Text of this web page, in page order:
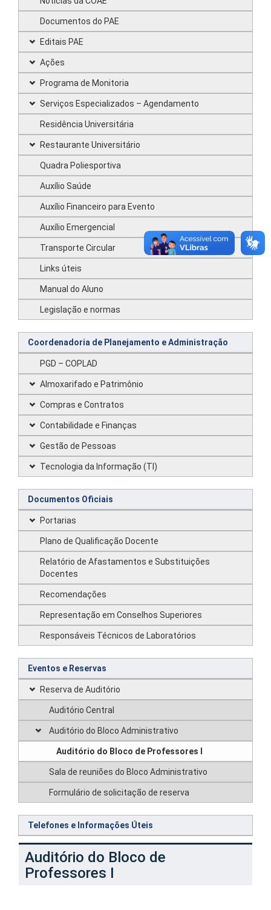
Documentos do PAE
Editais PAE
Ações
Programa de Monitoria
Serviços Especializados – Agendamento
Residência Universitária
Restaurante Universitário
Quadra Poliesportiva
Auxílio Saúde
Auxílio Financeiro para Evento
Auxílio Emergencial
Transporte Circular
Links úteis
Manual do Aluno
Legislação e normas
Coordenadoria de Planejamento e Administração
PGD – COPLAD
Almoxarifado e Patrimônio
Compras e Contratos
Contabilidade e Finanças
Gestão de Pessoas
Tecnologia da Informação (TI)
Documentos Oficiais
Portarias
Plano de Qualificação Docente
Relatório de Afastamentos e Substituições
Docentes
Recomendações
Representação em Conselhos Superiores
Responsáveis Técnicos de Laboratórios
Eventos e Reservas
Reserva de Auditório
Auditório Central
Auditório do Bloco Administrativo
Auditório do Bloco de Professores I
Sala de reuniões do Bloco Administrativo
Formulário de solicitação de reserva
Telefones e Informações Úteis
Auditório do Bloco de
Professores I